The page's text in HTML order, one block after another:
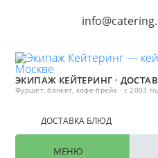
ЭКИПАЖ КЕЙТЕРИНГ ·
Фуршет, банкет, кофе-брейк · с 2003
ДОСТАВКА БЛЮД
МЕНЮ